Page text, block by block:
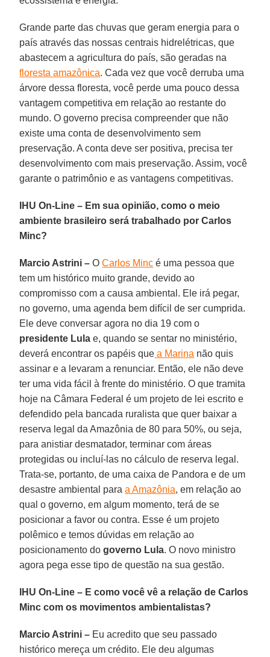
Grande parte das chuvas que geram energia para o
país através das nossas centrais hidrelétricas, que
abastecem a agricultura do país, são geradas na
floresta amazônica. Cada vez que você derruba uma
árvore dessa floresta, você perde uma pouco dessa
vantagem competitiva em relação ao restante do
mundo. O governo precisa compreender que não
existe uma conta de desenvolvimento sem
preservação. A conta deve ser positiva, precisa ter
desenvolvimento com mais preservação. Assim, você
garante o patrimônio e as vantagens competitivas.
IHU On-Line – Em sua opinião, como o meio
ambiente brasileiro será trabalhado por Carlos
Minc?
Marcio Astrini – OCarlos Minc é uma pessoa que
tem um histórico muito grande, devido ao
compromisso com a causa ambiental. Ele irá pegar,
no governo, uma agenda bem difícil de ser cumprida.
Ele deve conversar agora no dia 19 com o
presidente Lula e, quando se sentar no ministério,
deverá encontrar os papéis que a Marina não quis
assinar e a levaram a renunciar. Então, ele não deve
ter uma vida fácil à frente do ministério. O que tramita
hoje na Câmara Federal é um projeto de lei escrito e
defendido pela bancada ruralista que quer baixar a
reserva legal da Amazônia de 80 para 50%, ou seja,
para anistiar desmatador, terminar com áreas
protegidas ou incluí-las no cálculo de reserva legal.
Trata-se, portanto, de uma caixa de Pandora e de um
desastre ambiental paraa Amazônia, em relação ao
qual o governo, em algum momento, terá de se
posicionar a favor ou contra. Esse é um projeto
polêmico e temos dúvidas em relação ao
posicionamento dogoverno Lula. O novo ministro
agora pega esse tipo de questão na sua gestão.
IHU On-Line – E como você vê a relação de Carlos
Minc com os movimentos ambientalistas?
Marcio Astrini – Eu acredito que seu passado
histórico mereça um crédito. Ele deu algumas